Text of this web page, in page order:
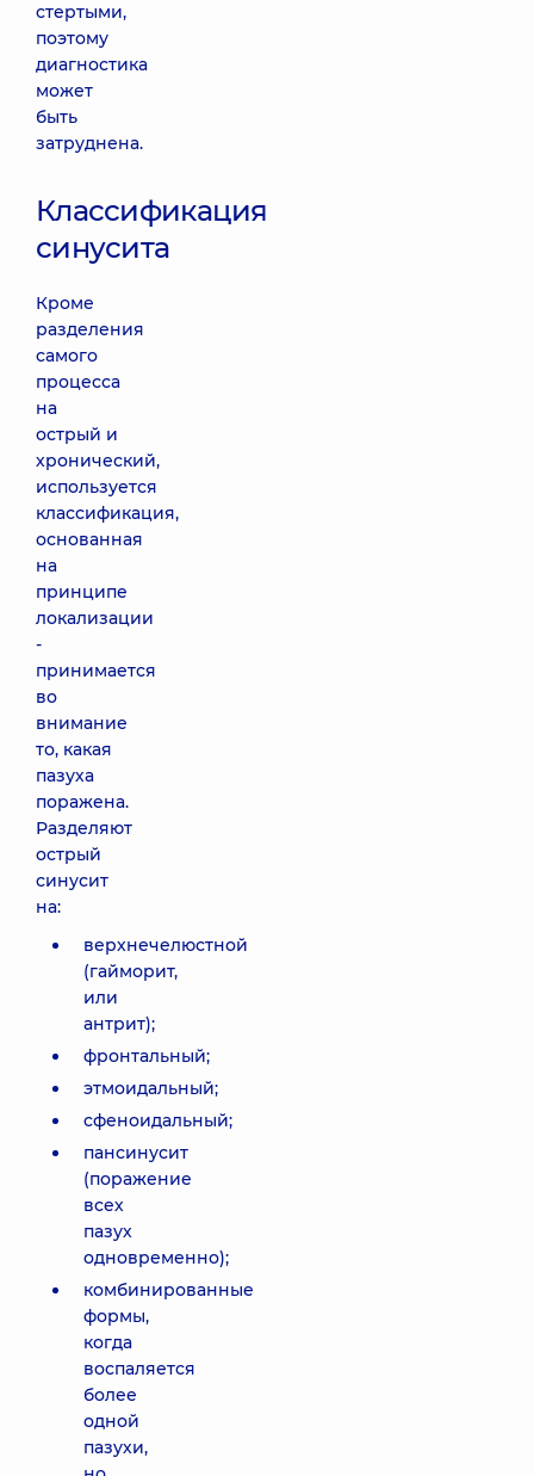
стертыми,
поэтому
диагностика
может
быть
затруднена.
Классификация
синусита
Кроме
разделения
самого
процесса
на
острый и
хронический,
используется
классификация,
основанная
на
принципе
локализации
-
принимается
во
внимание
то, какая
пазуха
поражена.
Разделяют
острый
синусит
на:
верхнечелюстной
(гайморит,
или
антрит);
фронтальный;
этмоидальный;
сфеноидальный;
пансинусит
(поражение
всех
пазух
одновременно);
комбинированные
формы,
когда
воспаляется
более
одной
пазухи,